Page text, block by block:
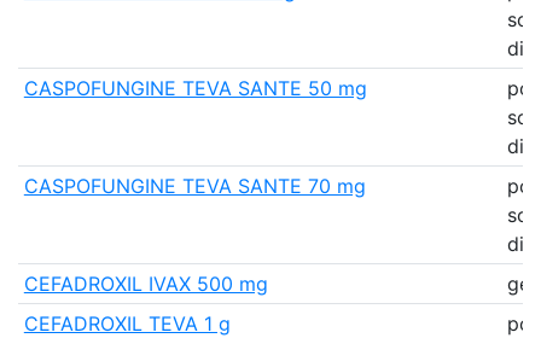
CASPOFUNGINE TEVA SANTE 50 mg
CASPOFUNGINE TEVA SANTE 70 mg
CEFADROXIL IVAX 500 mg
CEFADROXIL TEVA 1 g